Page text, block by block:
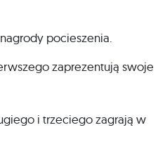
pocieszenia.
zaprezentują swoje
i trzeciego zagrają w